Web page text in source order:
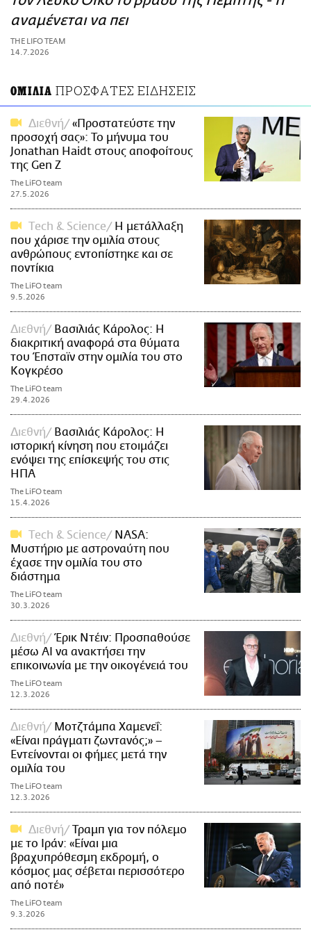
ΑΜΠΑ
PRINT
αναμένεται να πει
THE LIFO TEAM
14.7.2026
ΟΜΙΛΙΑ ΠΡΟΣΦΑΤΕΣ ΕΙΔΗΣΕΙΣ
Διεθνή
«Προστατεύστε την
προσοχή σας»: Το μήνυμα του
Jonathan Haidt στους αποφοίτους
της Gen Z
The LiFO team
27.5.2026
Τech & Science
Η μετάλλαξη
που χάρισε την ομιλία στους
ανθρώπους εντοπίστηκε και σε
ποντίκια
The LiFO team
9.5.2026
Διεθνή
Βασιλιάς Κάρολος: Η
διακριτική αναφορά στα θύματα
του Έπσταϊν στην ομιλία του στο
Κογκρέσο
The LiFO team
29.4.2026
Διεθνή
Βασιλιάς Κάρολος: Η
ιστορική κίνηση που ετοιμάζει
ενόψει της επίσκεψής του στις
ΗΠΑ
The LiFO team
15.4.2026
Τech & Science
NASA:
Μυστήριο με αστροναύτη που
έχασε την ομιλία του στο
διάστημα
The LiFO team
30.3.2026
Διεθνή
Έρικ Ντέιν: Προσπαθούσε
μέσω AI να ανακτήσει την
επικοινωνία με την οικογένειά του
The LiFO team
12.3.2026
Διεθνή
Μοτζτάμπα Χαμενεΐ:
«Είναι πράγματι ζωντανός;» –
Εντείνονται οι φήμες μετά την
ομιλία του
The LiFO team
12.3.2026
Διεθνή
Τραμπ για τον πόλεμο
με το Ιράν: «Είναι μια
βραχυπρόθεσμη εκδρομή, ο
κόσμος μας σέβεται περισσότερο
από ποτέ»
The LiFO team
9.3.2026